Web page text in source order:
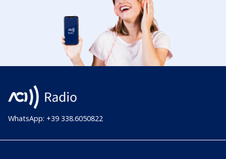
WhatsApp: +39 338.6050822